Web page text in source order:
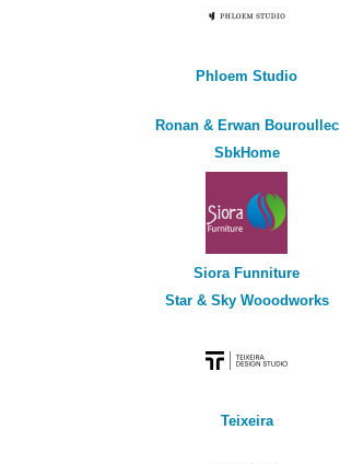
Phloem Studio
Ronan & Erwan Bouroullec
SbkHome
Siora Funniture
Star & Sky Wooodworks
Teixeira